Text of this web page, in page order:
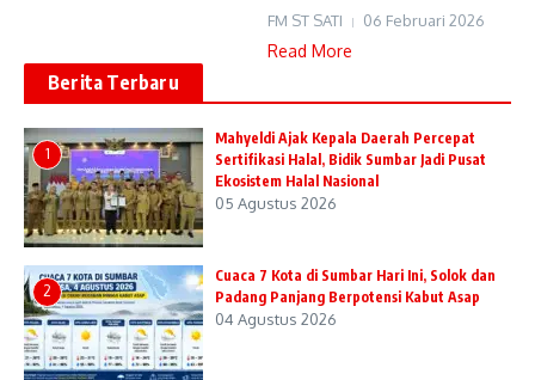
FM ST SATI 06 Februari 2026
Read More
Berita Terbaru
1
Mahyeldi Ajak Kepala Daerah Percepat
Sertifikasi Halal, Bidik Sumbar Jadi Pusat
Ekosistem Halal Nasional
05 Agustus 2026
2
Cuaca 7 Kota di Sumbar Hari Ini, Solok dan
Padang Panjang Berpotensi Kabut Asap
04 Agustus 2026